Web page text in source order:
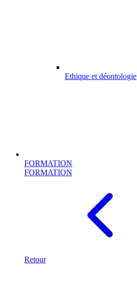
Ethique et déontologie
FORMATION
FORMATION
Retour